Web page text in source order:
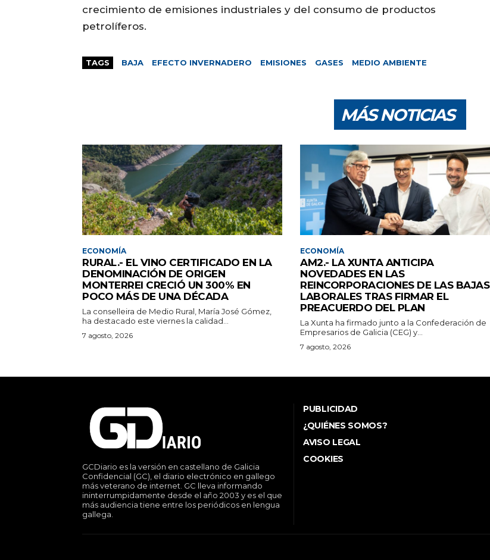
crecimiento de emisiones industriales y del consumo de productos
petrolíferos.
TAGS BAJA EFECTO INVERNADERO EMISIONES GASES MEDIO AMBIENTE
MÁS NOTICIAS
ECONOMÍA
RURAL.- EL VINO CERTIFICADO EN LA
DENOMINACIÓN DE ORIGEN
MONTERREI CRECIÓ UN 300% EN
POCO MÁS DE UNA DÉCADA
La conselleira de Medio Rural, María José Gómez,
ha destacado este viernes la calidad...
7 agosto, 2026
ECONOMÍA
AM2.- LA XUNTA ANTICIPA
NOVEDADES EN LAS
REINCORPORACIONES DE LAS BAJAS
LABORALES TRAS FIRMAR EL
PREACUERDO DEL PLAN
La Xunta ha firmado junto a la Confederación de
Empresarios de Galicia (CEG) y...
7 agosto, 2026
GCDiario es la versión en castellano de Galicia
Confidencial (GC), el diario electrónico en gallego
más veterano de internet. GC lleva informando
ininterrumpidamente desde el año 2003 y es el que
más audiencia tiene entre los periódicos en lengua
gallega.
PUBLICIDAD
¿QUIÉNES SOMOS?
AVISO LEGAL
COOKIES